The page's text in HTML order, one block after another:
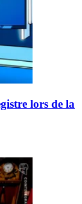
lors de la